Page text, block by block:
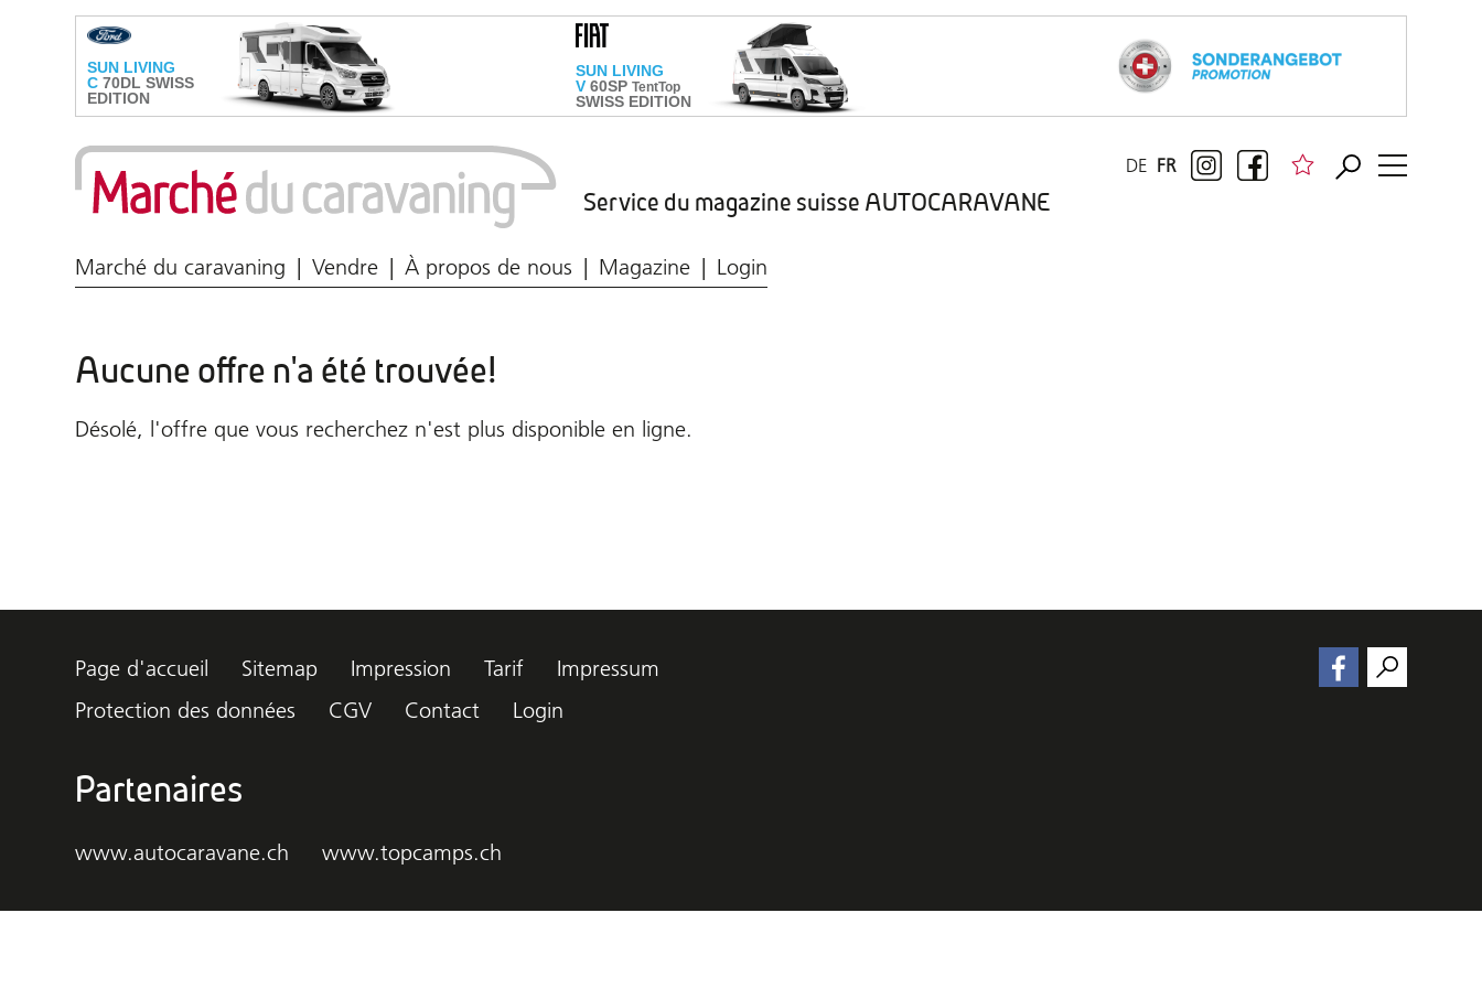
Service du magazine suisse AUTOCARAVANE
FR
DE
Marché du caravaning Vendre À propos de nous Magazine Login
Aucune offre n'a été trouvée!
Désolé, l'offre que vous recherchez n'est plus disponible en ligne.
Page d'accueil Sitemap Impression Tarif
Impressum
Protection des données
CGV Contact Login
Partenaires
www.autocaravane.ch www.topcamps.ch